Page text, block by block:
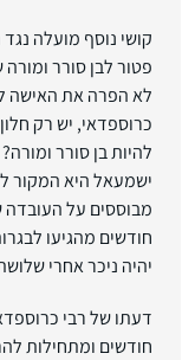
קושי נוסף מועלה
פטור לבן סורר
לא הפרה את האישה
כרוספדאי, יש רק
להיות בן סורר
ישמעאל היא המקור
מבוססים על העובדה
חודשים מהגיעו
יהיה ניכר אחרי
דעתו של רבי
חודשים ומתחילות